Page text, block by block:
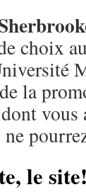
choix
la
vous
le